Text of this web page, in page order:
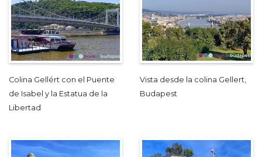
Colina Gellért con el Puente
de Isabel y la Estatua de la
Libertad
Vista desde la colina Gellert,
Budapest